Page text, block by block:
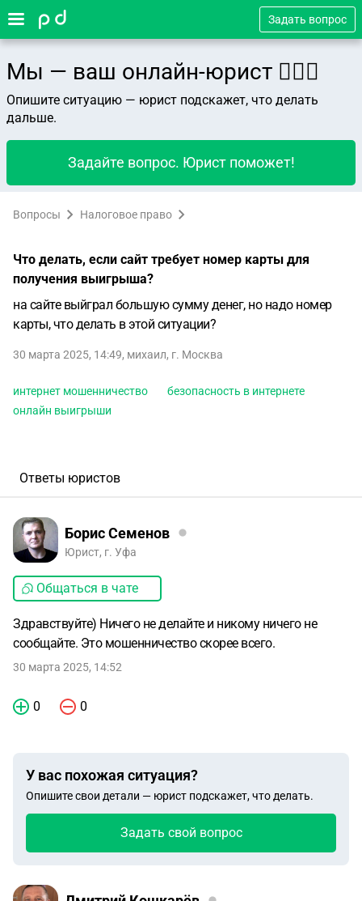
Задать вопрос
Мы — ваш онлайн-юрист 👨🏻‍⚖️
Опишите ситуацию — юрист подскажет, что делать
дальше.
Задайте вопрос. Юрист поможет!
Вопросы Налоговое право
Что делать, если сайт требует номер карты для
получения выигрыша?
на сайте выйграл большую сумму денег, но надо номер
карты, что делать в этой ситуации?
30 марта 2025, 14:49, михаил, г. Москва
интернет мошенничество
безопасность в интернете
онлайн выигрыши
Ответы юристов
Борис Семенов
Юрист, г. Уфа
Общаться в чате
Здравствуйте) Ничего не делайте и никому ничего не
сообщайте. Это мошенничество скорее всего.
30 марта 2025, 14:52
0 0
У вас похожая ситуация?
Опишите свои детали — юрист подскажет, что делать.
Задать свой вопрос